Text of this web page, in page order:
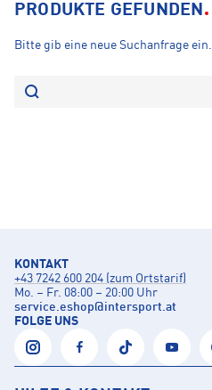
PRODUKTE GEFUNDEN
Bitte gib eine neue Suchanfrage ein.
KONTAKT
+43 7242 600 204 (zum Ortstarif)
Mo. – Fr. 08:00 – 20:00 Uhr
service.eshop@intersport.at
FOLGE UNS